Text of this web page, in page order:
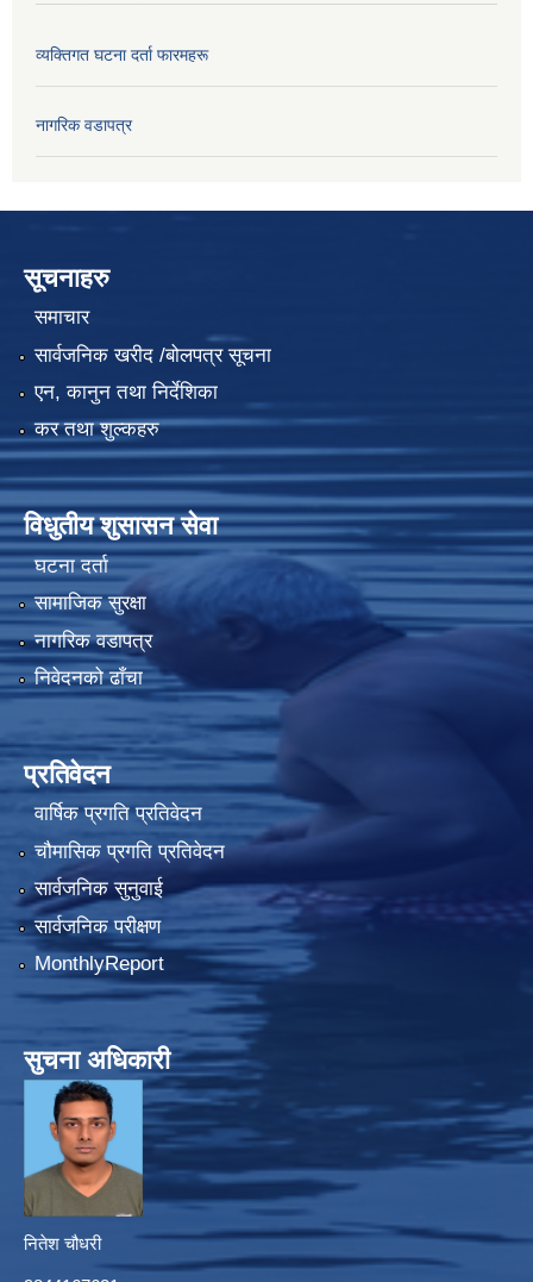
व्यक्तिगत घटना दर्ता फारमहरू
नागरिक वडापत्र
सूचनाहरु
समाचार
सार्वजनिक खरीद /बोलपत्र सूचना
एन, कानुन तथा निर्देशिका
कर तथा शुल्कहरु
विधुतीय शुसासन सेवा
घटना दर्ता
सामाजिक सुरक्षा
नागरिक वडापत्र
निवेदनको ढाँचा
प्रतिवेदन
वार्षिक प्रगति प्रतिवेदन
चौमासिक प्रगति प्रतिवेदन
सार्वजनिक सुनुवाई
सार्वजनिक परीक्षण
MonthlyReport
सुचना अधिकारी
नितेश चौधरी